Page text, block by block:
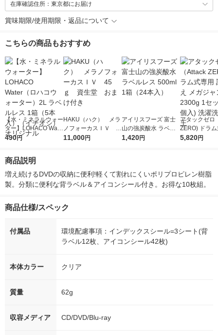
在庫確認住所：東京都にお届け
賞味期限/使用期限・返品について
こちらの商品もおすすめ
【水・ミネラルウォー
ター】LOHACO Wate
r（ロハコウォータ
シ） オリジナル
490円
HAKU（ハク） メラ
ノフォーカスＩＶ 4
5ｇ 資生堂 おまけ
11,000円
アイリスフーズ 富士
山の強炭酸水 ラベル
レス 500ml 1箱（24
1,420円
アタックゼロ
ZERO) ドラ
詰め替え メガ
5,820円
商品説明
増え続けるDVDの収納に便利!軽くて割れにくいポリプロピレン樹脂
製。分類に便利な背ラベル＆アイコンシール付き。お得な10枚組。
商品仕様/スペック
付属品
環境配慮事項：インデックスシール=3シート(背
ラベル12枚、アイコンシール42枚)
本体カラー クリア
質量 62g
収容メディア CD/DVD/Blu-ray